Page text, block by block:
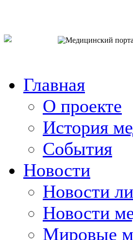
Главная
О проекте
История
События
Новости
Новости
Новости
Мировые